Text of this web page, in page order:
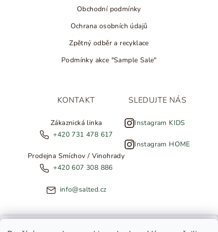
Obchodní podmínky
Ochrana osobních údajů
Zpětný odběr a recyklace
Podmínky akce "Sample Sale"
KONTAKT
Zákaznická linka
+420 731 478 617
Prodejna Smíchov / Vinohrady
+420 607 308 886
info@salted.cz
SLEDUJTE NÁS
Instagram KIDS
Instagram HOME
NOVINKY ZE SALTED